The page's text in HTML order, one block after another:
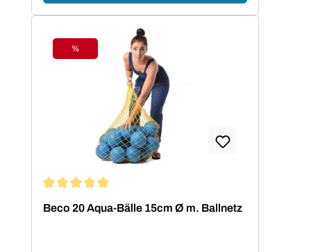
Rabatt
%
Beco 20 Aqua-Bälle 15cm Ø m. Ballnetz